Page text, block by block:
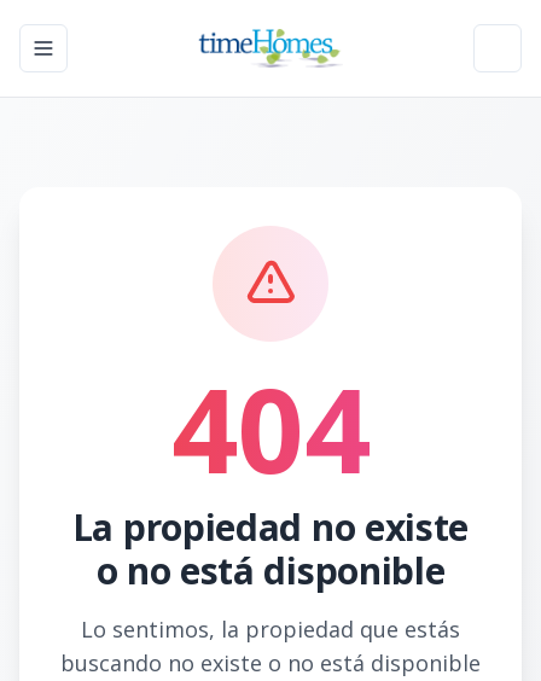
Toggle navigation menu
404
La propiedad no existe
o no está disponible
Lo sentimos, la propiedad que estás
buscando no existe o no está disponible